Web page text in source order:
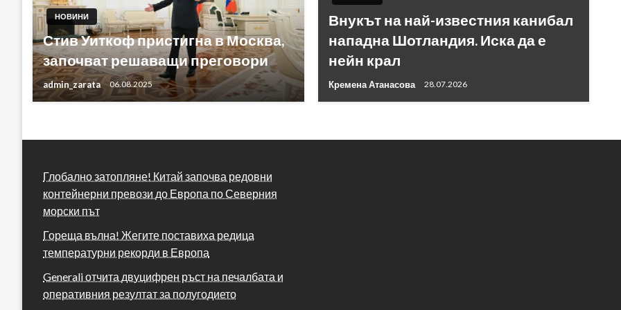
НОВИНИ
Стив Уиткоф пристигна в Москва,
започват решаващи преговори
admin_zarata 06.08.2025
Внукът на най-известния канибал
нападна Шотландия. Иска да е
нейн крал
Кремена Атанасова 28.07.2026
Глобално затопляне! Китай започва редовни
контейнерни превози до Европа по Северния
морски път
Гореща вълна! Жегите поставиха редица
температурни рекорди в Европа
Generali отчита двуцифрен ръст на печалбата и
оперативния резултат за полугодието